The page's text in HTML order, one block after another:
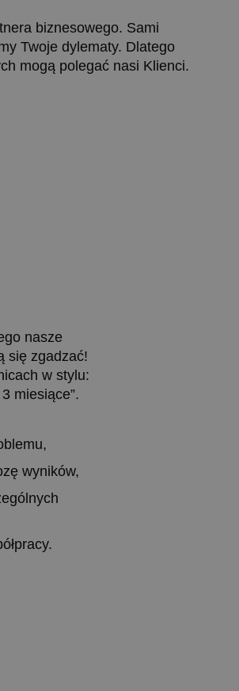
biznesowego. Sami
Twoje dylematy. Dlatego
mogą polegać nasi Klienci.
nasze
się zgadzać!
w stylu:
miesiące”.
wyników,